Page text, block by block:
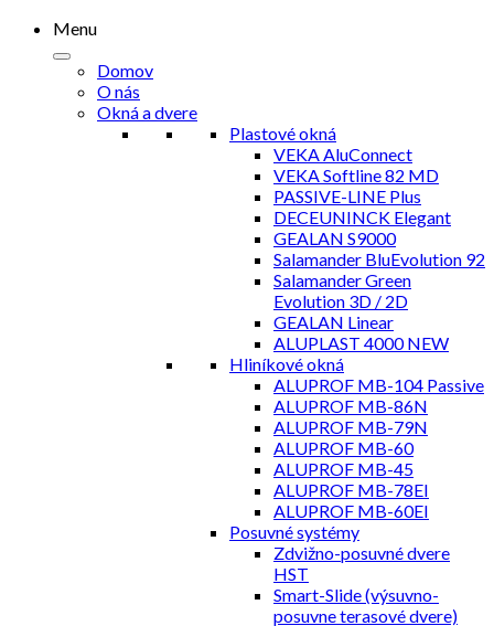
Menu
Domov
O nás
Okná a dvere
Plastové okná
VEKA AluConnect
VEKA Softline 82 MD
PASSIVE-LINE Plus
DECEUNINCK Elegant
GEALAN S9000
Salamander BluEvolution 92
Salamander Green
Evolution 3D / 2D
GEALAN Linear
ALUPLAST 4000 NEW
Hliníkové okná
ALUPROF MB-104 Passive
ALUPROF MB-86N
ALUPROF MB-79N
ALUPROF MB-60
ALUPROF MB-45
ALUPROF MB-78EI
ALUPROF MB-60EI
Posuvné systémy
Zdvižno-posuvné dvere
HST
Smart-Slide (výsuvno-
posuvne terasové dvere)